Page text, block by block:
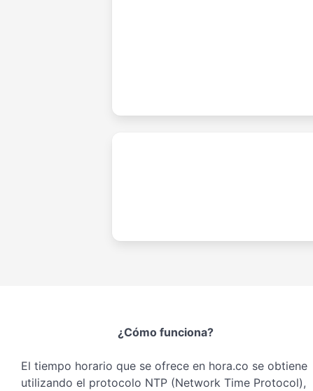
¿Cómo funciona?
El tiempo horario que se ofrece en hora.co se obtiene
utilizando el protocolo NTP (Network Time Protocol),